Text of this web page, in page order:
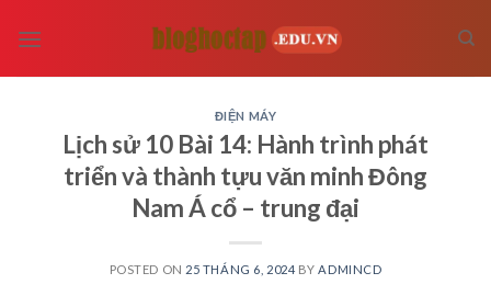
ĐIỆN MÁY
Lịch sử 10 Bài 14: Hành trình phát
triển và thành tựu văn minh Đông
Nam Á cổ – trung đại
POSTED ON 25 THÁNG 6, 2024 BY ADMINCD